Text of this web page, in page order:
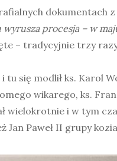
dokumentach z
procesja – w
– tradycyjnie trzy
tu się modlił ks. Karol
wikarego, ks.
wielokrotnie i w tym
Jan Paweł II grupy